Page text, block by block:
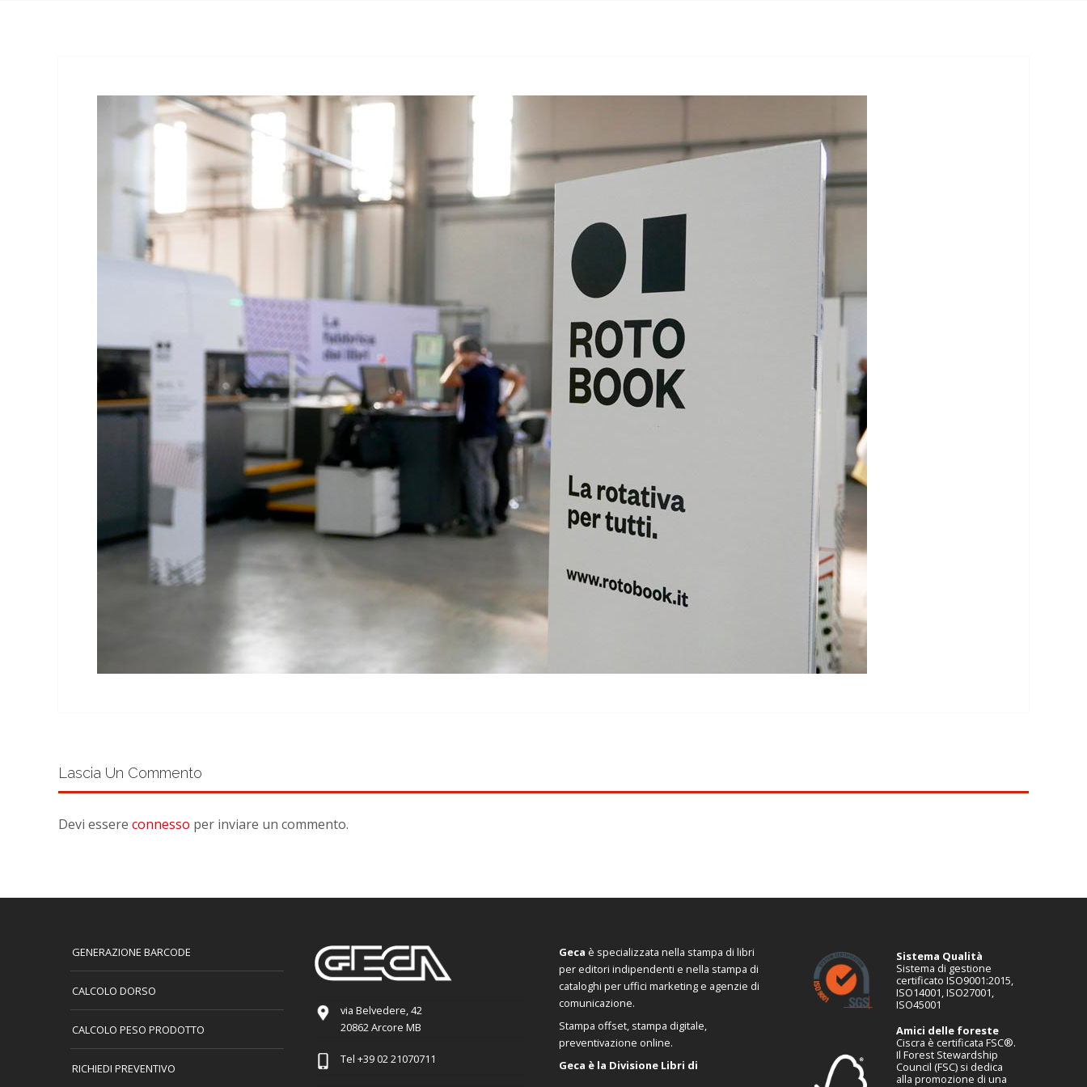
Lascia Un Commento
Devi essere connesso per inviare un commento.
GENERAZIONE BARCODE
CALCOLO DORSO
CALCOLO PESO PRODOTTO
RICHIEDI PREVENTIVO
via Belvedere, 42
20862 Arcore MB
Tel +39 02 21070711
Geca è specializzata nella stampa di libri
per editori indipendenti e nella stampa di
cataloghi per uffici marketing e agenzie di
comunicazione.
Stampa offset, stampa digitale,
preventivazione online.
Geca è la Divisione Libri di
Sistema Qualità
Sistema di gestione
certificato ISO9001:2015,
ISO14001, ISO27001,
ISO45001
Amici delle foreste
Ciscra è certificata FSC®.
Il Forest Stewardship
Council (FSC) si dedica
alla promozione di una